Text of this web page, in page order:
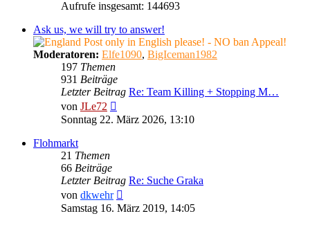
Aufrufe insgesamt: 144693
Ask us, we will try to answer!
Post only in English please! - NO ban Appeal!
Moderatoren: Elfe1090, BigIceman1982
197 Themen
931 Beiträge
Letzter Beitrag Re: Team Killing + Stopping M…
von JLe72
Beitrag
Sonntag 22. März 2026, 13:10
Flohmarkt
21 Themen
66 Beiträge
Letzter Beitrag Re: Suche Graka
von dkwehr
Beitrag
Samstag 16. März 2019, 14:05